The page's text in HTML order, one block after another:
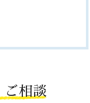
ご相談